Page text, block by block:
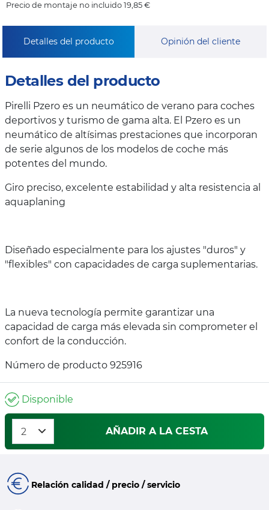
Precio de montaje no incluido 19,85 €
Detalles del producto Opinión del cliente
Detalles del producto
Pirelli Pzero es un neumático de verano para coches
deportivos y turismo de gama alta. El Pzero es un
neumático de altísimas prestaciones que incorporan
de serie algunos de los modelos de coche más
potentes del mundo.
Giro preciso, excelente estabilidad y alta resistencia al
aquaplaning
Diseñado especialmente para los ajustes "duros" y
"flexibles" con capacidades de carga suplementarias.
La nueva tecnología permite garantizar una
capacidad de carga más elevada sin comprometer el
confort de la conducción.
Número de producto 925916
Disponible
AÑADIR A LA CESTA
Relación calidad / precio / servicio